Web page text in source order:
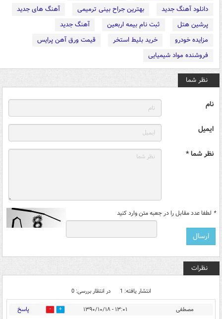
دانلود آهنگ جدید
بهترین جراح بینی ترمیمی
آهنگ های جدید
پرشین هتل
ثبت نام بیمه اربعین
آهنگ جدید
مزایده خودرو
خرید بلیط استخر
قیمت ورق آهن پرایس
فروشنده مواد شیمیایی
نظر شما
نام
ایمیل
نظر شما *
* لطفا عدد مقابل را در جعبه متن وارد کنید
نظرات
انتشار یافته: 1 در انتظار بررسی: 0
مصطفی ۱۳:۰۱ - ۱۳۹۰/۱۰/۱۸ 0 پاسخ